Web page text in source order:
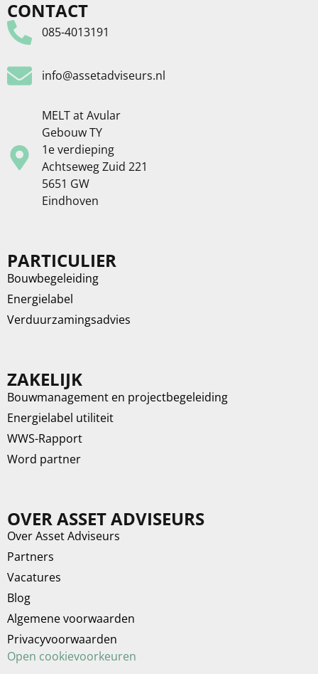
CONTACT
085-4013191
info@assetadviseurs.nl
MELT at Avular
Gebouw TY
1e verdieping
Achtseweg Zuid 221
5651 GW
Eindhoven
PARTICULIER
Bouwbegeleiding
Energielabel
Verduurzamingsadvies
ZAKELIJK
Bouwmanagement en projectbegeleiding
Energielabel utiliteit
WWS-Rapport
Word partner
OVER ASSET ADVISEURS
Over Asset Adviseurs
Partners
Vacatures
Blog
Algemene voorwaarden
Privacyvoorwaarden
Open cookievoorkeuren